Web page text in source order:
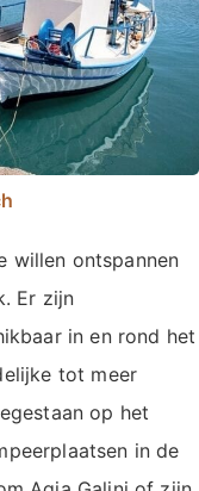
willen ontspannen
Er zijn
in en rond het
tot meer
op het
in de